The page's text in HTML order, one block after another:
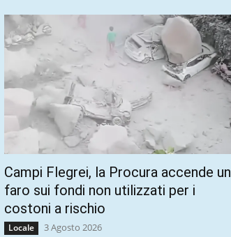
Campi Flegrei, la Procura accende un
faro sui fondi non utilizzati per i
costoni a rischio
Locale 3 Agosto 2026